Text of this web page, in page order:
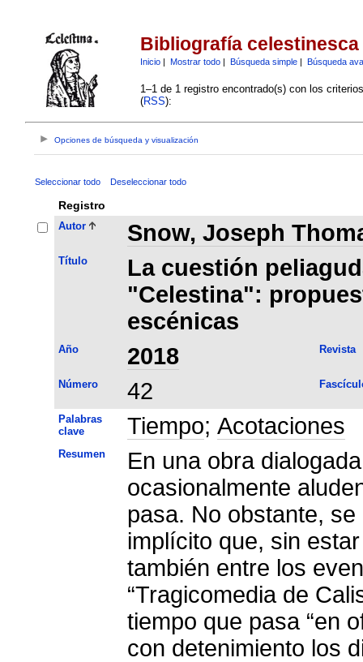
Bibliografía celestinesca
Inicio| Mostrar todo| Búsqueda simple| Búsqueda
1–1 de 1 registro encontrado(s) con los
(RSS):
Opciones de búsqueda y visualización
Seleccionar todo Deseleccionar todo
Registro
Autor Snow, Joseph
Título
La cuestión
"Celestina":
escénicas
Año 2018 Revista
Número 42
Palabras
clave
Tiempo; Acotaciones
Resumen
En una obra
ocasionalmente
pasa. No obstante,
implícito que, sin
también entre los
“Tragicomedia de
tiempo que pasa “en
con detenimiento los